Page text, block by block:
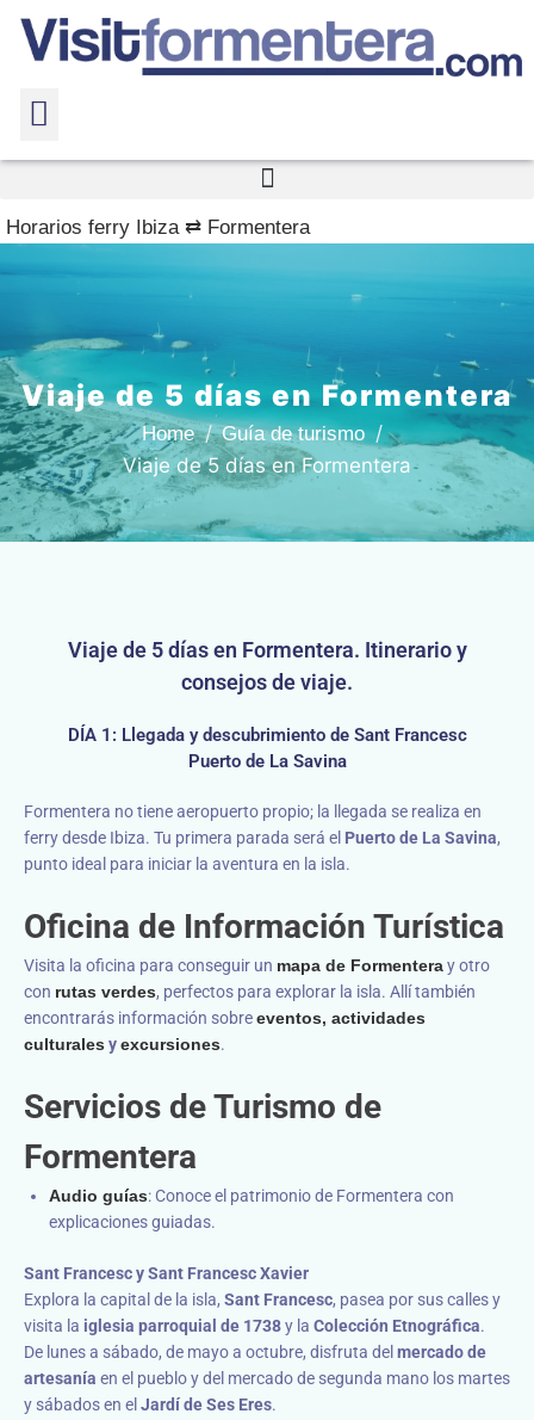
Horarios ferry Ibiza ⇄ Formentera
Viaje de 5 días en Formentera
Home Guía de turismo
Viaje de 5 días en Formentera
Viaje de 5 días en Formentera. Itinerario y
consejos de viaje.
DÍA 1: Llegada y descubrimiento de Sant Francesc
Puerto de La Savina
Formentera no tiene aeropuerto propio; la llegada se realiza en
ferry desde Ibiza. Tu primera parada será el Puerto de La Savina,
punto ideal para iniciar la aventura en la isla.
Oficina de Información Turística
Visita la oficina para conseguir un mapa de Formenteray otro
con rutas verdes, perfectos para explorar la isla. Allí también
encontrarás información sobreeventos, actividades
culturales yexcursiones.
Servicios de Turismo de
Formentera
Audio guías: Conoce el patrimonio de Formentera con
explicaciones guiadas.
Sant Francesc y Sant Francesc Xavier
Explora la capital de la isla, Sant Francesc, pasea por sus calles y
visita la iglesia parroquial de 1738y la Colección Etnográfica.
De lunes a sábado, de mayo a octubre, disfruta del mercado de
artesanía en el pueblo y del mercado de segunda mano los martes
y sábados en el Jardí de Ses Eres.